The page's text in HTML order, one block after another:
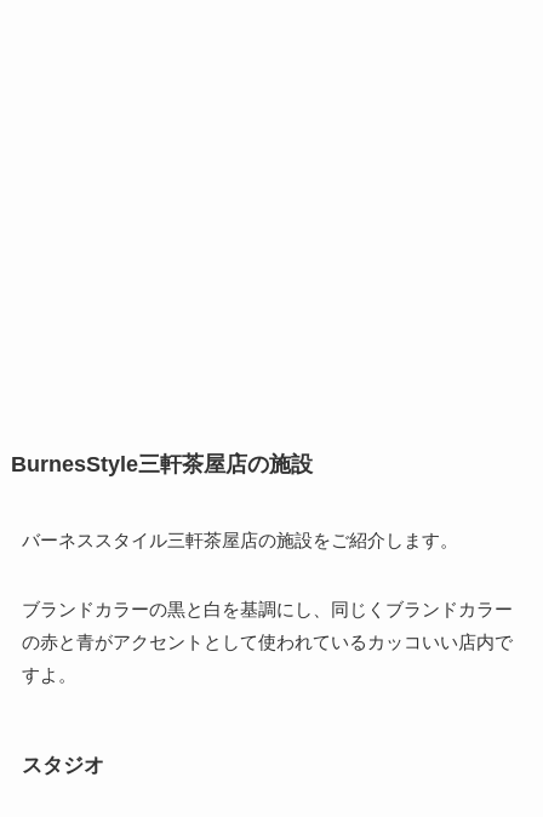
BurnesStyle三軒茶屋店の施設
バーネススタイル三軒茶屋店の施設をご紹介します。
ブランドカラーの黒と白を基調にし、同じくブランドカラー
の赤と青がアクセントとして使われているカッコいい店内で
すよ。
スタジオ